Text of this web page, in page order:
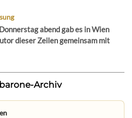
abend gab es in Wien
dieser Zeilen gemeinsam mit
Archiv